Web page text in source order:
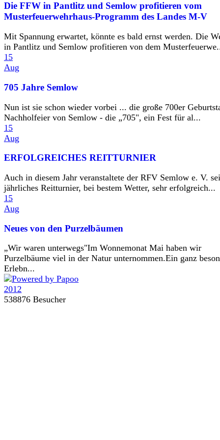
Die FFW in Pantlitz und Semlow profitieren vom
Musterfeuerwehrhaus-Programm des Landes M-V
Mit Spannung erwartet, könnte es bald ernst werden. Die
in Pantlitz und Semlow profitieren von dem
15
Aug
705 Jahre Semlow
Nun ist sie schon wieder vorbei ... die große 700er
Nachholfeier von Semlow - die „705", ein Fest für al...
15
Aug
ERFOLGREICHES REITTURNIER
Auch in diesem Jahr veranstaltete der RFV Semlow e. V.
jährliches Reitturnier, bei bestem Wetter, sehr erfolgreich...
15
Aug
Neues von den Purzelbäumen
„Wir waren unterwegs"Im Wonnemonat Mai haben wir
Purzelbäume viel in der Natur unternommen.Ein ganz
Erlebn...
538876 Besucher